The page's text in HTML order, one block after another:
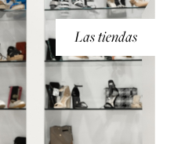
Las tiendas